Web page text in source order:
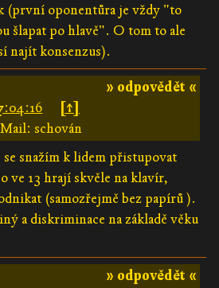
(první oponentůra je vždy "to
šlapat po hlavě". O tom to ale
najít konsenzus).
» odpovědět «
[↑]
Mail: schován
snažím k lidem přistupovat
ve 13 hrají skvěle na klavír,
(samozřejmě bez papírů ).
a diskriminace na základě věku
» odpovědět «